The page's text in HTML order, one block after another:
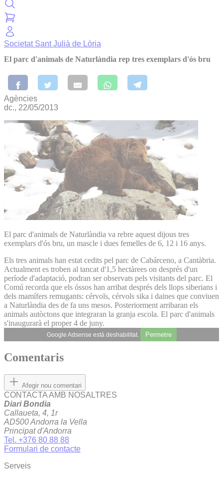
Societat Sant Julià de Lòria
El parc d'animals de Naturlàndia rep tres exemplars d'ós bru
Agències
dc., 22/05/2013
El parc d'animals de Naturlàndia va rebre aquest dijous tres
exemplars d'ós bru, un mascle i dues femelles de 6, 12 i 16 anys.
Els tres animals han estat cedits pel parc de Cabárceno, a Cantàbria.
Actualment es troben al tancat d'1,5 hectàrees on després d'un
període d'adaptació, podran ser observats pels visitants del parc. El
Comú recorda que els óssos han arribat després dels llops siberians i
dels mamífers remugants: cérvols, cérvols sika i daines que conviuen
a Naturlàndia des de fa uns mesos. Posteriorment arribaran els
animals autòctons que integraran la granja escola. El parc d'animals
s'inaugurarà el proper 4 de juny.
Google Adsense està deshabilitat. Permetre
Comentaris
Afegir nou comentari
CONTACTA AMB NOSALTRES
Diari Bondia
Callaueta, 4, 1r
AD500 Andorra la Vella
Principat d'Andorra
Tel. +376 80 88 88
Formulari de contacte
Serveis